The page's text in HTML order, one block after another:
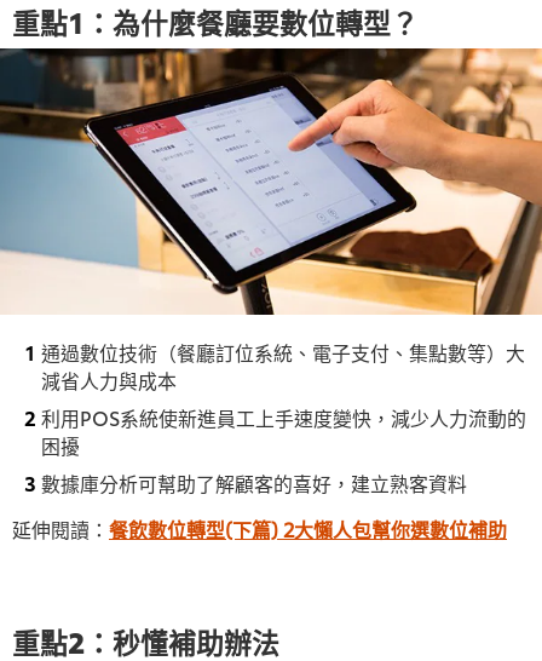
重點1：為什麼餐廳要數位轉型？
通過數位技術（餐廳訂位系統、電子支付、集點數等）大
減省人力與成本
利用POS系統使新進員工上手速度變快，減少人力流動的
困擾
數據庫分析可幫助了解顧客的喜好，建立熟客資料
延伸閱讀： 餐飲數位轉型(下篇) 2大懶人包幫你選數位補助
重點2：秒懂補助辦法